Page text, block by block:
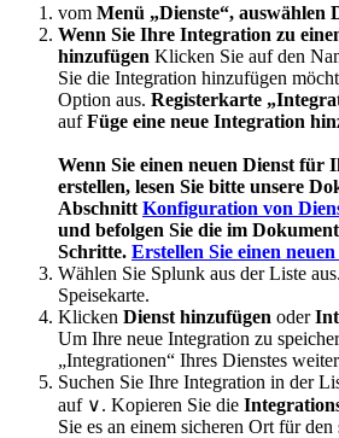
vom Menü „Dienste“, auswählen
Wenn Sie Ihre Integration zu
hinzufügen Klicken Sie auf den
Sie die Integration hinzufügen
Option aus. Registerkarte
aufFüge eine neue Integration
Wenn Sie einen neuen Dienst für
erstellen, lesen Sie bitte unsere
Abschnitt Konfiguration von
und befolgen Sie die im
Schritte. Erstellen Sie einen
Wählen Sie Splunk aus der Liste aus.
Speisekarte.
Klicken Dienst hinzufügen oder
Um Ihre neue Integration zu
„Integrationen“ Ihres Dienstes
Suchen Sie Ihre Integration in der
auf ∨. Kopieren Sie die
Sie es an einem sicheren Ort für